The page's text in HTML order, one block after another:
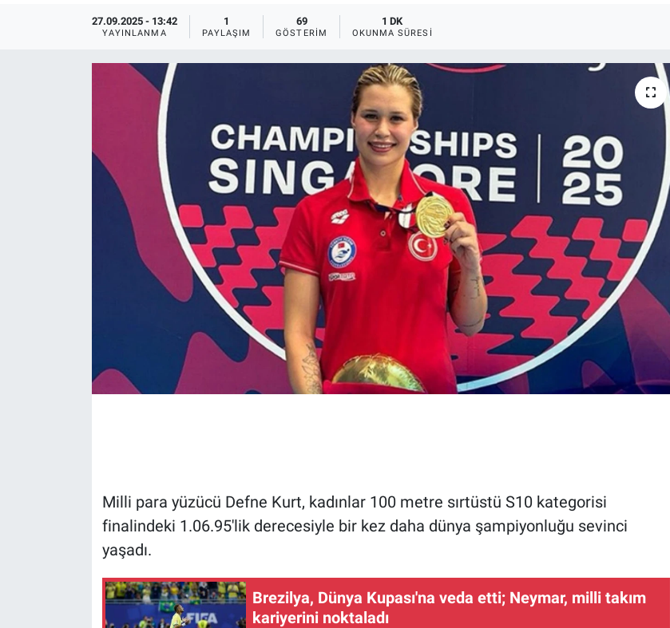
27.09.2025 - 13:42
YAYINLANMA
1
PAYLAŞIM
69
GÖSTERIM
1 DK
OKUNMA SÜRESI
Milli para yüzücü Defne Kurt, kadınlar 100 metre sırtüstü S10 kategorisi
finalindeki 1.06.95'lik derecesiyle bir kez daha dünya şampiyonluğu sevinci
yaşadı.
Brezilya, Dünya Kupası'na veda etti; Neymar, milli takım
kariyerini noktaladı
Ege'den Esintiler
Ekonomi
Gerçeğin İzinde
Gündem Özel
Koronavirüs
İletişim